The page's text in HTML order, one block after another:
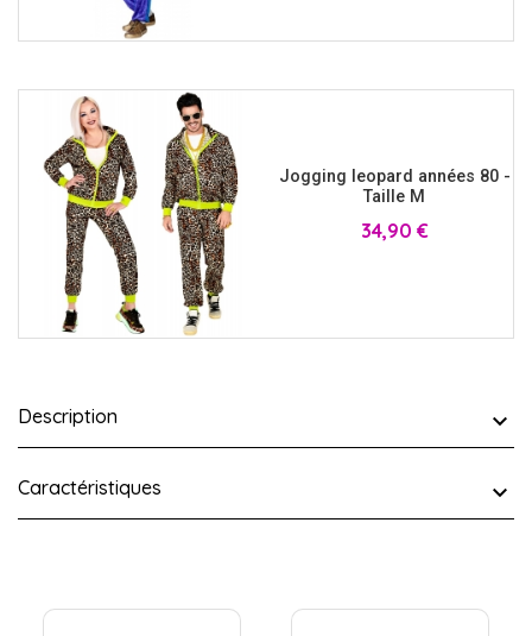
Jogging leopard années 80 -
Taille M
Prix
34,90 €
Description
Caractéristiques